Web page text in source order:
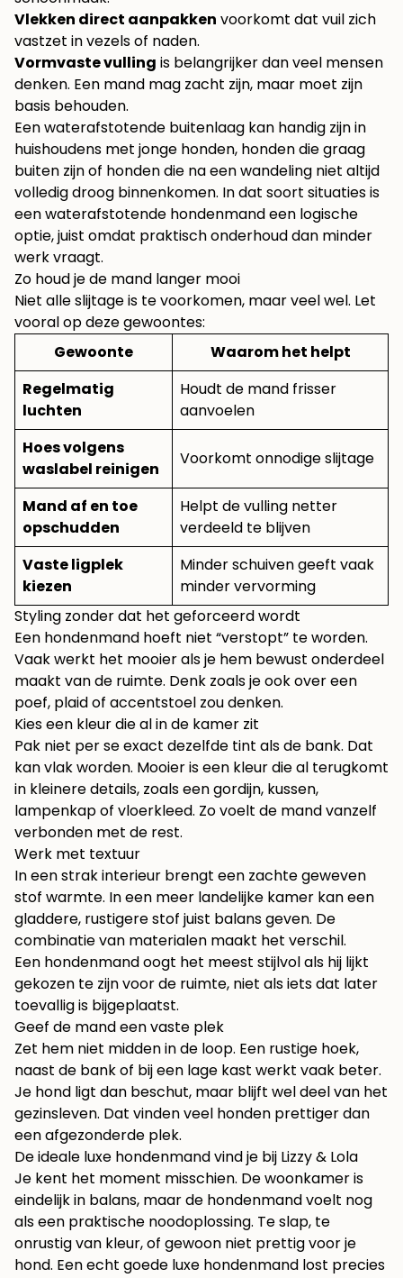
Vlekken direct aanpakken voorkomt dat vuil zich
vastzet in vezels of naden.
Vormvaste vulling is belangrijker dan veel mensen
denken. Een mand mag zacht zijn, maar moet zijn
basis behouden.
Een waterafstotende buitenlaag kan handig zijn in
huishoudens met jonge honden, honden die graag
buiten zijn of honden die na een wandeling niet altijd
volledig droog binnenkomen. In dat soort situaties is
eenwaterafstotende hondenmandeen logische
optie, juist omdat praktisch onderhoud dan minder
werk vraagt.
Zo houd je de mand langer mooi
Niet alle slijtage is te voorkomen, maar veel wel. Let
vooral op deze gewoontes:
Gewoonte
Waarom het helpt
Regelmatig
luchten
Houdt de mand frisser
aanvoelen
Hoes volgens
waslabel reinigen
Voorkomt onnodige slijtage
Mand af en toe
opschudden
Helpt de vulling netter
verdeeld te blijven
Vaste ligplek
kiezen
Minder schuiven geeft vaak
minder vervorming
Styling zonder dat het geforceerd wordt
Een hondenmand hoeft niet “verstopt” te worden.
Vaak werkt het mooier als je hem bewust onderdeel
maakt van de ruimte. Denk zoals je ook over een
poef, plaid of accentstoel zou denken.
Kies een kleur die al in de kamer zit
Pak niet per se exact dezelfde tint als de bank. Dat
kan vlak worden. Mooier is een kleur die al terugkomt
in kleinere details, zoals een gordijn, kussen,
lampenkap of vloerkleed. Zo voelt de mand vanzelf
verbonden met de rest.
Werk met textuur
In een strak interieur brengt een zachte geweven
stof warmte. In een meer landelijke kamer kan een
gladdere, rustigere stof juist balans geven. De
combinatie van materialen maakt het verschil.
Een hondenmand oogt het meest stijlvol als hij lijkt
gekozen te zijn voor de ruimte, niet als iets dat later
toevallig is bijgeplaatst.
Geef de mand een vaste plek
Zet hem niet midden in de loop. Een rustige hoek,
naast de bank of bij een lage kast werkt vaak beter.
Je hond ligt dan beschut, maar blijft wel deel van het
gezinsleven. Dat vinden veel honden prettiger dan
een afgezonderde plek.
De ideale luxe hondenmand vind je bij Lizzy & Lola
Je kent het moment misschien. De woonkamer is
eindelijk in balans, maar de hondenmand voelt nog
als een praktische noodoplossing. Te slap, te
onrustig van kleur, of gewoon niet prettig voor je
hond. Een echt goede luxe hondenmand lost precies